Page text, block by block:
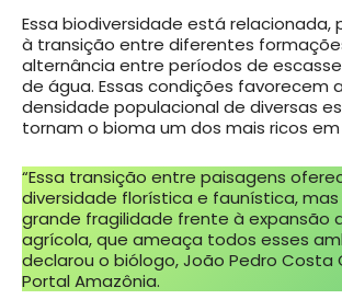
Essa biodiversidade está relacionada,
à transição entre diferentes
alternância entre períodos de
de água. Essas condições favorecem
densidade populacional de diversas
tornam o bioma um dos mais ricos
“Essa transição entre paisagens
diversidade florística e faunística,
grande fragilidade frente à expansão
agrícola, que ameaça todos esses
declarou o biólogo, João Pedro Costa
Portal Amazônia.